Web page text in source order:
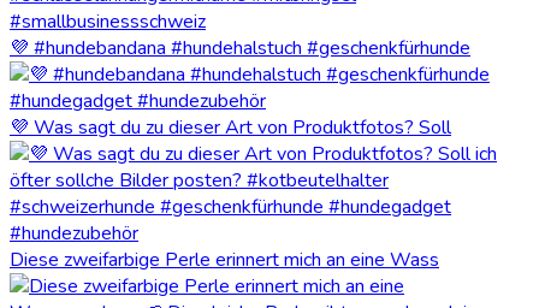
💜 #hundebandana #hundehalstuch #geschenkfürhunde
💜 Was sagt du zu dieser Art von Produktfotos? Soll
Diese zweifarbige Perle erinnert mich an eine Wass